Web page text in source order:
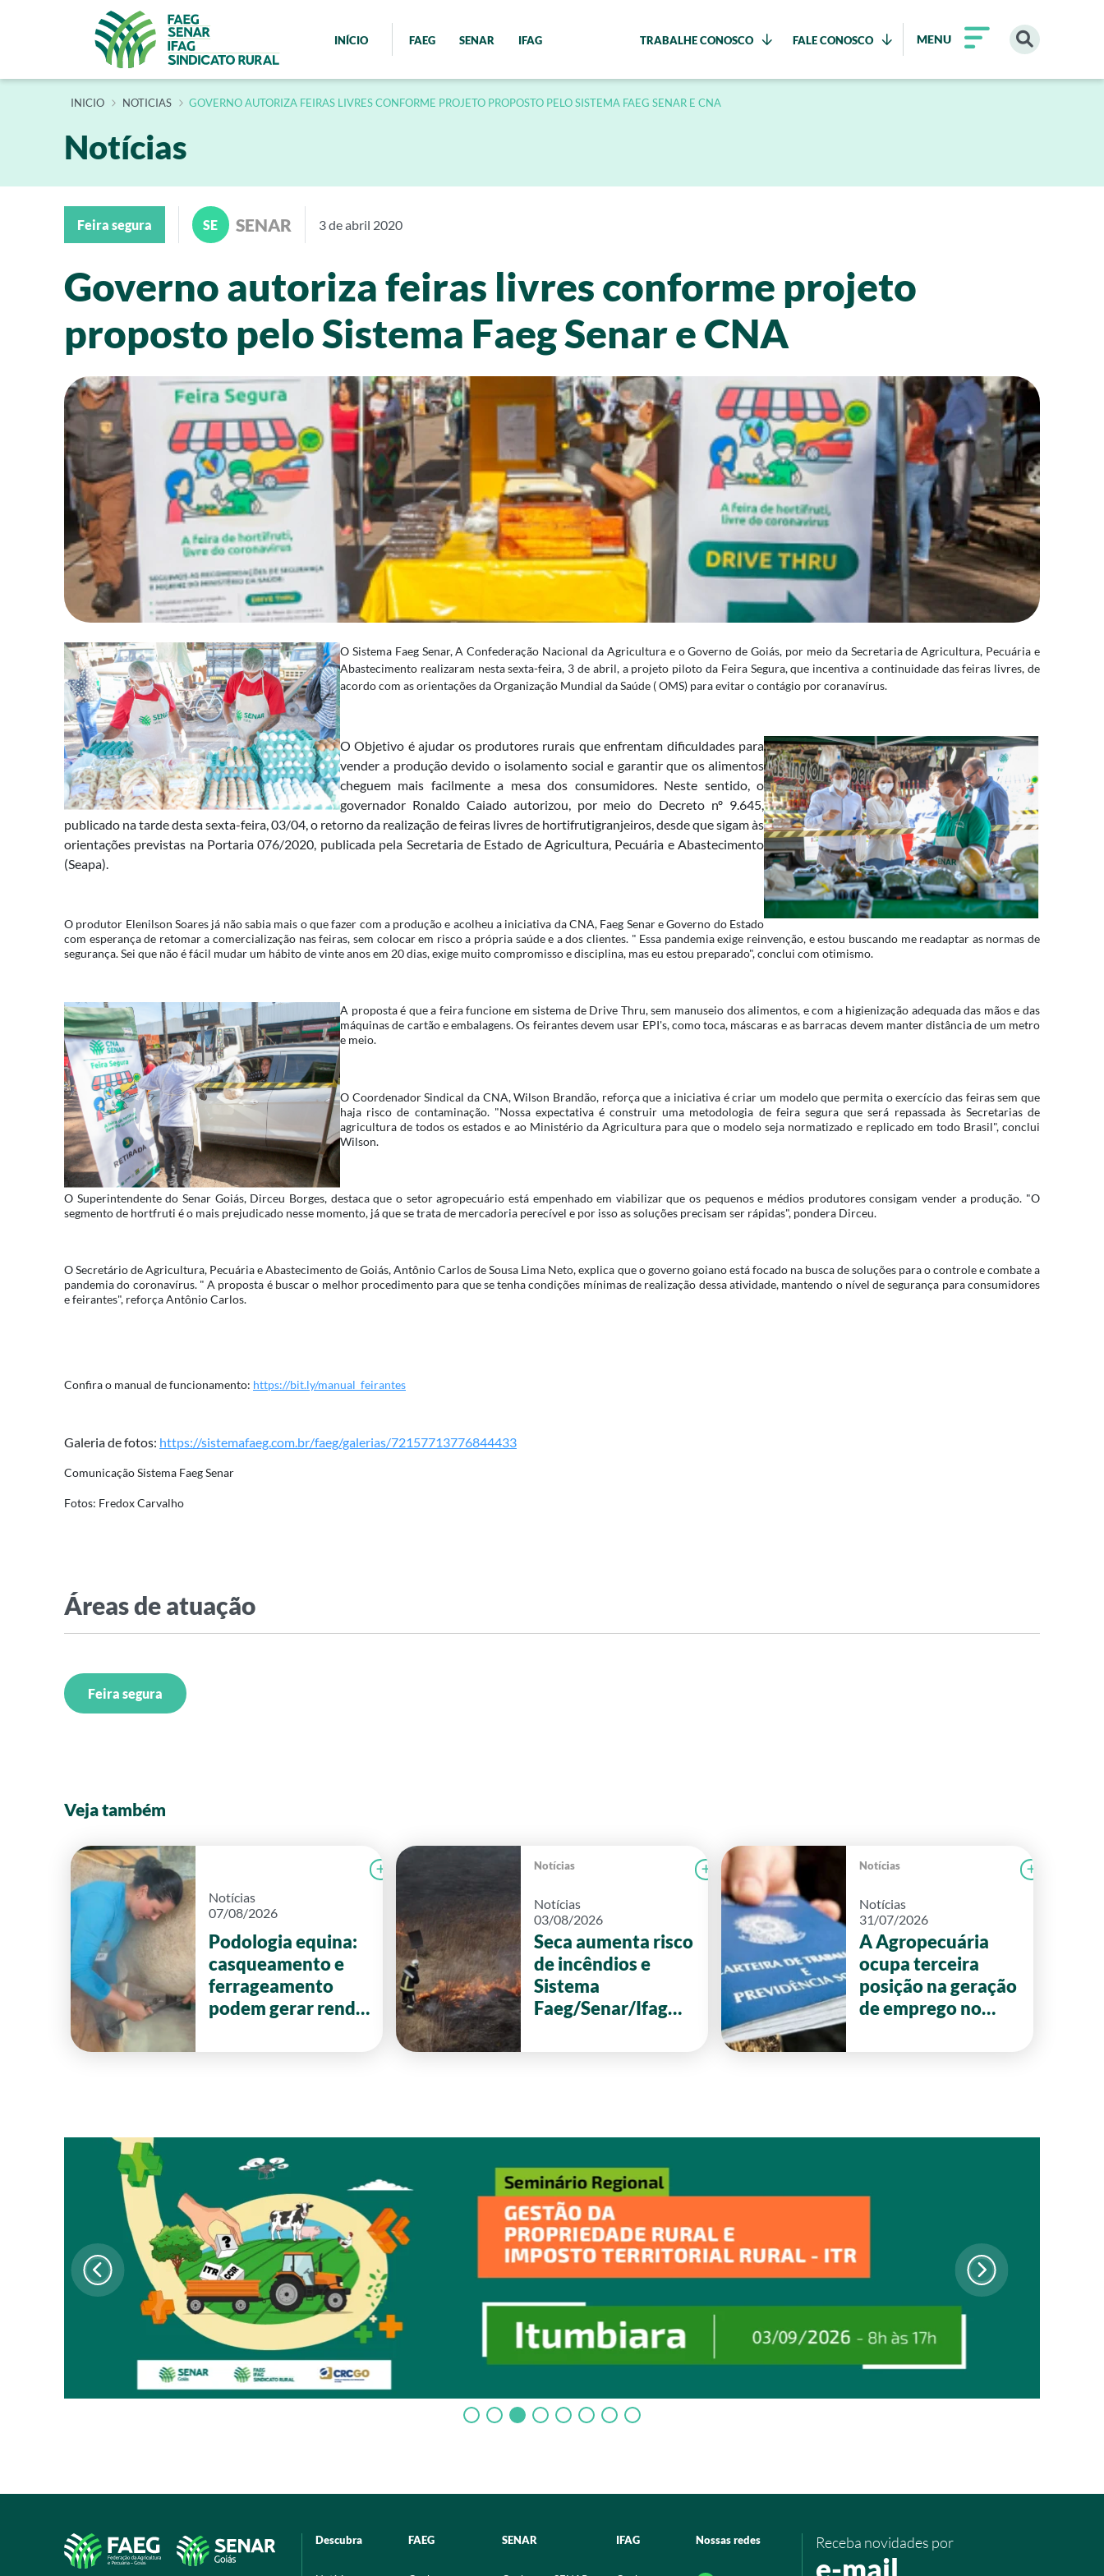
INÍCIO FAEG SENAR IFAG TRABALHE CONOSCO FALE CONOSCO MENU
INÍCIO NOTICIAS GOVERNO AUTORIZA FEIRAS LIVRES CONFORME PROJETO PROPOSTO PELO SISTEMA FAEG SENAR E CNA
Notícias
Feira segura SE SENAR 3 de abril 2020
Governo autoriza feiras livres conforme projeto
proposto pelo Sistema Faeg Senar e CNA
O Sistema Faeg Senar, A Confederação Nacional da Agricultura e o Governo de Goiás, por meio da Secretaria de Agricultura, Pecuária e
Abastecimento realizaram nesta sexta-feira, 3 de abril, a projeto piloto da Feira Segura, que incentiva a continuidade das feiras livres, de
acordo com as orientações da Organização Mundial da Saúde ( OMS) para evitar o contágio por coranavírus.
O Objetivo é ajudar os produtores rurais que enfrentam dificuldades para
vender a produção devido o isolamento social e garantir que os alimentos
cheguem mais facilmente a mesa dos consumidores. Neste sentido, o
governador Ronaldo Caiado autorizou, por meio do Decreto nº 9.645,
publicado na tarde desta sexta-feira, 03/04, o retorno da realização de feiras livres de hortifrutigranjeiros, desde que sigam às
orientações previstas na Portaria 076/2020, publicada pela Secretaria de Estado de Agricultura, Pecuária e Abastecimento
(Seapa).
O produtor Elenilson Soares já não sabia mais o que fazer com a produção e acolheu a iniciativa da CNA, Faeg Senar e Governo do Estado
com esperança de retomar a comercialização nas feiras, sem colocar em risco a própria saúde e a dos clientes. " Essa pandemia exige reinvenção, e estou buscando me readaptar as normas de
segurança. Sei que não é fácil mudar um hábito de vinte anos em 20 dias, exige muito compromisso e disciplina, mas eu estou preparado", conclui com otimismo.
A proposta é que a feira funcione em sistema de Drive Thru, sem manuseio dos alimentos, e com a higienização adequada das mãos e das
máquinas de cartão e embalagens. Os feirantes devem usar EPI's, como toca, máscaras e as barracas devem manter distância de um metro
e meio.
O Coordenador Sindical da CNA, Wilson Brandão, reforça que a iniciativa é criar um modelo que permita o exercício das feiras sem que
haja risco de contaminação. "Nossa expectativa é construir uma metodologia de feira segura que será repassada às Secretarias de
agricultura de todos os estados e ao Ministério da Agricultura para que o modelo seja normatizado e replicado em todo Brasil", conclui
Wilson.
O Superintendente do Senar Goiás, Dirceu Borges, destaca que o setor agropecuário está empenhado em viabilizar que os pequenos e médios produtores consigam vender a produção. "O
segmento de hortfruti é o mais prejudicado nesse momento, já que se trata de mercadoria perecível e por isso as soluções precisam ser rápidas", pondera Dirceu.
O Secretário de Agricultura, Pecuária e Abastecimento de Goiás, Antônio Carlos de Sousa Lima Neto, explica que o governo goiano está focado na busca de soluções para o controle e combate a
pandemia do coronavírus. " A proposta é buscar o melhor procedimento para que se tenha condições mínimas de realização dessa atividade, mantendo o nível de segurança para consumidores
e feirantes", reforça Antônio Carlos.
Confira o manual de funcionamento: https://bit.ly/manual_feirantes
Galeria de fotos: https://sistemafaeg.com.br/faeg/galerias/72157713776844433
Comunicação Sistema Faeg Senar
Fotos: Fredox Carvalho
Áreas de atuação
Feira segura
Veja também
Notícias
07/08/2026
Podologia equina:
casqueamento e
ferrageamento
podem gerar renda
Notícias
Notícias
03/08/2026
Seca aumenta risco
de incêndios e
Sistema
Faeg/Senar/Ifag
Ler notícia FAEG Notícias
Notícias
31/07/2026
A Agropecuária
ocupa terceira
posição na geração
de emprego no
Descubra FAEG SENAR IFAG Nossas redes Receba novidades por
e-mail